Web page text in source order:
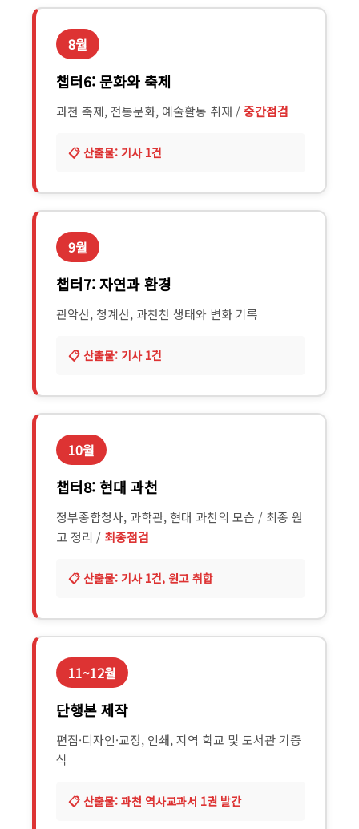
8월
챕터6: 문화와 축제
과천 축제, 전통문화, 예술활동 취재 /중간점검
기사 1건
9월
챕터7: 자연과 환경
관악산, 청계산, 과천천 생태와 변화 기록
기사 1건
10월
챕터8: 현대 과천
정부종합청사, 과학관, 현대 과천의 모습 / 최종 원
고 정리 / 최종점검
기사 1건, 원고 취합
11~12월
단행본 제작
편집·디자인·교정, 인쇄, 지역 학교 및 도서관 기증
식
과천 역사교과서 1권 발간